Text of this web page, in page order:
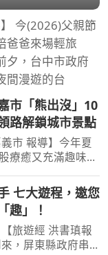
今(2026)父親節
爸爸來場輕旅
夕，台中市政府
間漫遊的台
市「熊出沒」10
路解鎖城市景點
市 報導】今年夏
療癒又充滿趣味的
而來的「大白
領航員，陸續現身
著嘉義市長
七大遊程，邀您
趣」！
旅遊經 洪書瑱報
，屏東縣政府串